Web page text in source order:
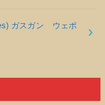
ガスガン ウェポ